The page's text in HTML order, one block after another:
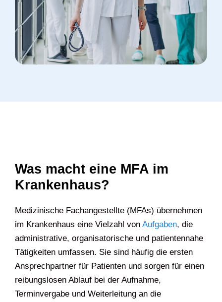
Was macht eine MFA im
Krankenhaus?
Medizinische Fachangestellte (MFAs) übernehmen
im Krankenhaus eine Vielzahl von Aufgaben, die
administrative, organisatorische und patientennahe
Tätigkeiten umfassen. Sie sind häufig die ersten
Ansprechpartner für Patienten und sorgen für einen
reibungslosen Ablauf bei der Aufnahme,
Terminvergabe und Weiterleitung an die